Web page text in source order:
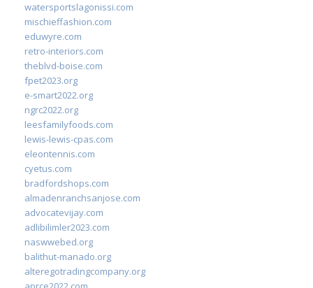
watersportslagonissi.com
mischieffashion.com
eduwyre.com
retro-interiors.com
theblvd-boise.com
fpet2023.org
e-smart2022.org
ngrc2022.org
leesfamilyfoods.com
lewis-lewis-cpas.com
eleontennis.com
cyetus.com
bradfordshops.com
almadenranchsanjose.com
advocatevijay.com
adlibilimler2023.com
naswwebed.org
balithut-manado.org
alteregotradingcompany.org